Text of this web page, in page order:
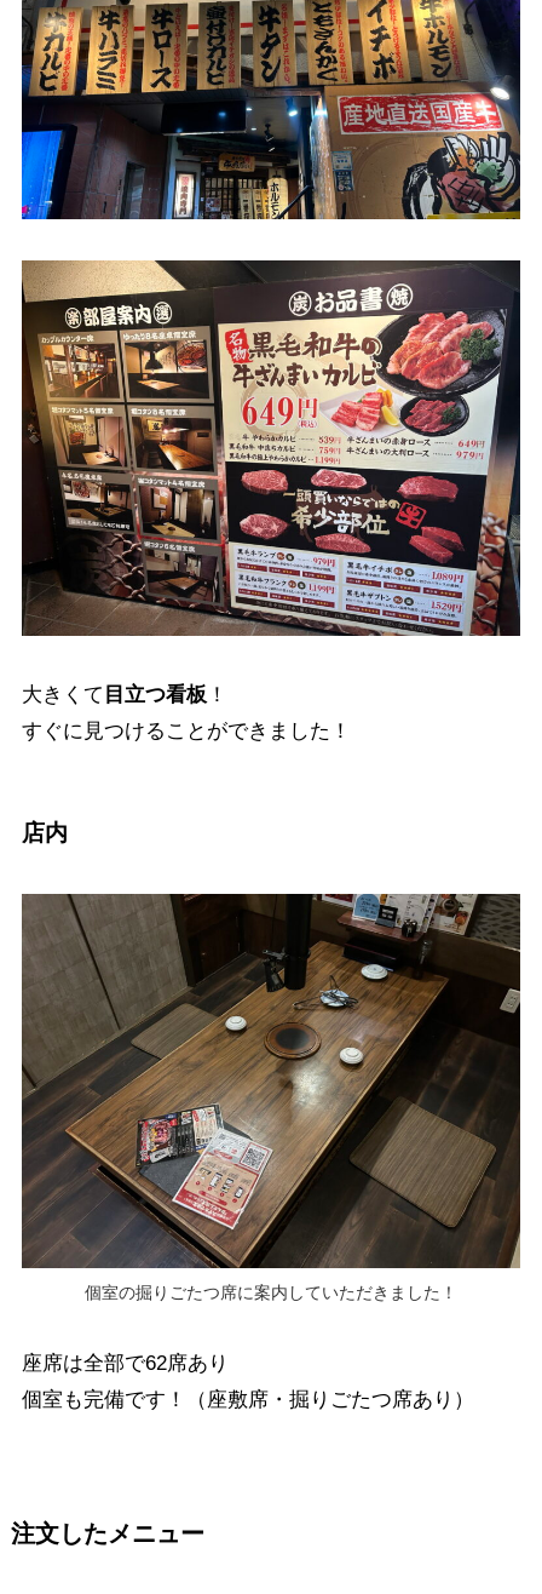
大きくて 目立つ看板 ！
すぐに見つけることができました！
店内
個室の掘りごたつ席に案内していただきました！
座席は全部で62席あり
個室も完備です！（座敷席・掘りごたつ席あり）
注文したメニュー